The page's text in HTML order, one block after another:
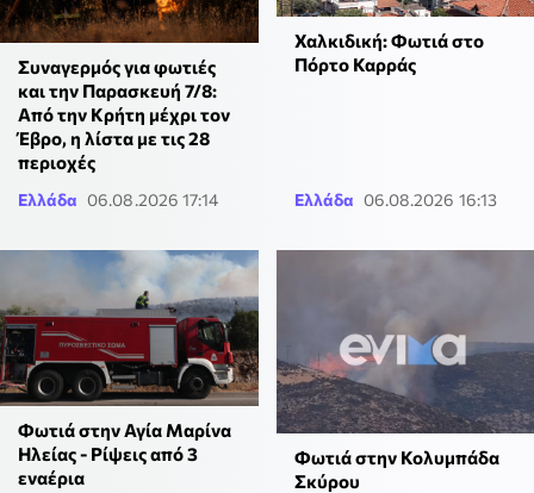
Συναγερμός για φωτιές
και την Παρασκευή 7/8:
Από την Κρήτη μέχρι τον
Έβρο, η λίστα με τις 28
περιοχές
Ελλάδα 06.08.2026 17:14
Χαλκιδική: Φωτιά στο
Πόρτο Καρράς
Ελλάδα 06.08.2026 16:13
Φωτιά στην Αγία Μαρίνα
Ηλείας - Ρίψεις από 3
εναέρια
Φωτιά στην Κολυμπάδα
Σκύρου